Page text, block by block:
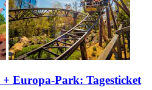
Europa-Park: Tagesticket